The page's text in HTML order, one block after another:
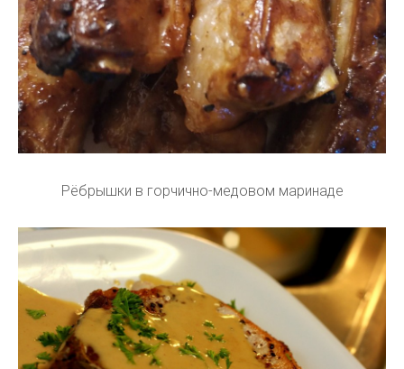
Рёбрышки в горчично-медовом маринаде